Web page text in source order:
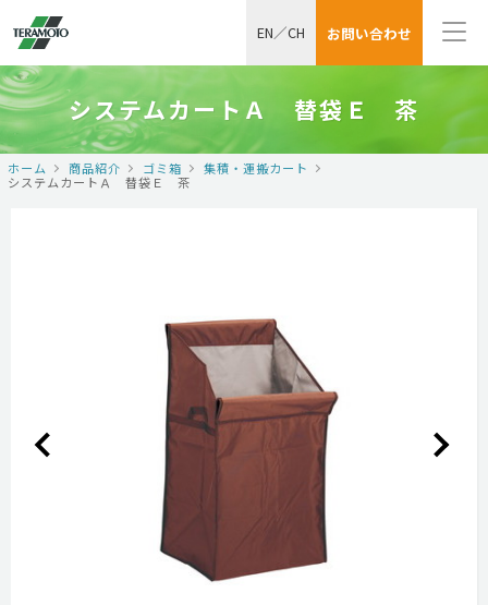
お問い合わせ
EN／CH
システムカートＡ 替袋Ｅ 茶
ホーム 商品紹介 ゴミ箱
集積・運搬カート
システムカートＡ 替袋Ｅ 茶